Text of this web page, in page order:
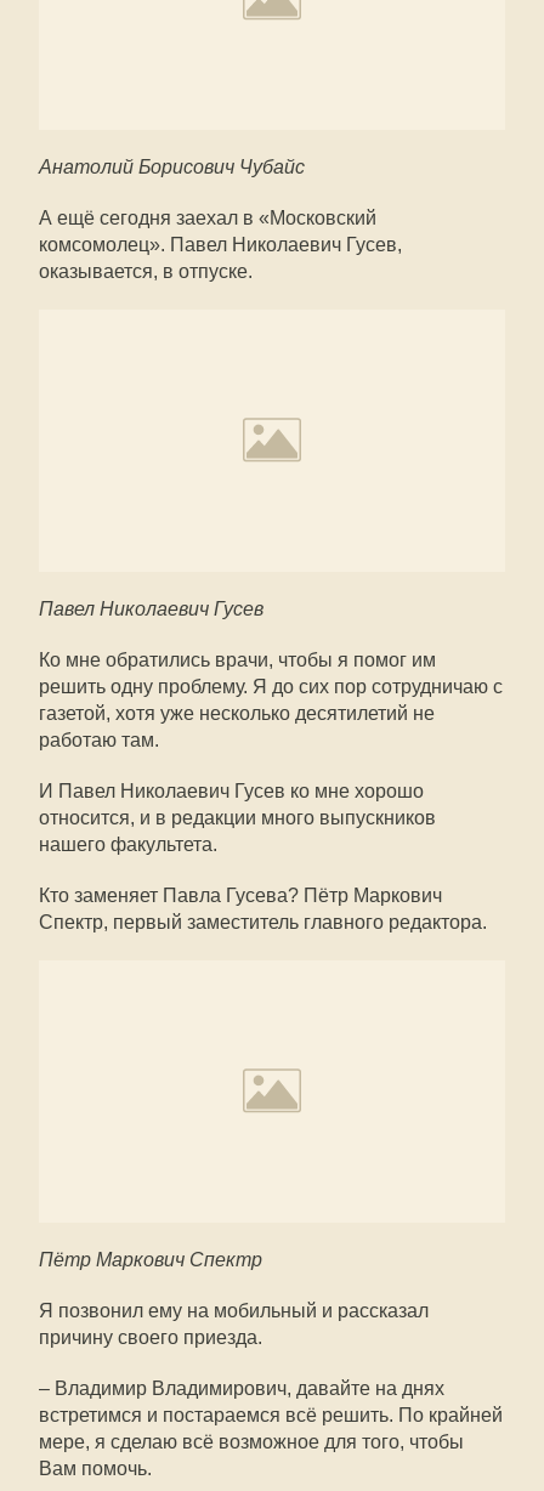
Анатолий Борисович Чубайс
А ещё сегодня заехал в «Московский
комсомолец». Павел Николаевич Гусев,
оказывается, в отпуске.
Павел Николаевич Гусев
Ко мне обратились врачи, чтобы я помог им
решить одну проблему. Я до сих пор сотрудничаю с
газетой, хотя уже несколько десятилетий не
работаю там.
И Павел Николаевич Гусев ко мне хорошо
относится, и в редакции много выпускников
нашего факультета.
Кто заменяет Павла Гусева? Пётр Маркович
Спектр, первый заместитель главного редактора.
Пётр Маркович Спектр
Я позвонил ему на мобильный и рассказал
причину своего приезда.
– Владимир Владимирович, давайте на днях
встретимся и постараемся всё решить. По крайней
мере, я сделаю всё возможное для того, чтобы
Вам помочь.